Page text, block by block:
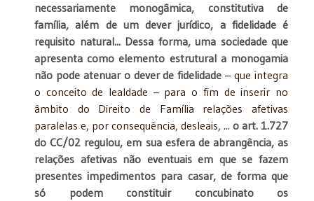
necessariamente monogâmica, constitutiva de
família, além de um dever jurídico, a fidelidade é
requisito natural... Dessa forma, uma sociedade que
apresenta como elemento estrutural a monogamia
não pode atenuar o dever de fidelidade – que integra
o conceito de lealdade – para o fim de inserir no
âmbito do Direito de Família relações afetivas
paralelas e, por consequência, desleais, ... o art. 1.727
do CC/02 regulou, em sua esfera de abrangência, as
relações afetivas não eventuais em que se fazem
presentes impedimentos para casar, de forma que
só podem constituir concubinato os